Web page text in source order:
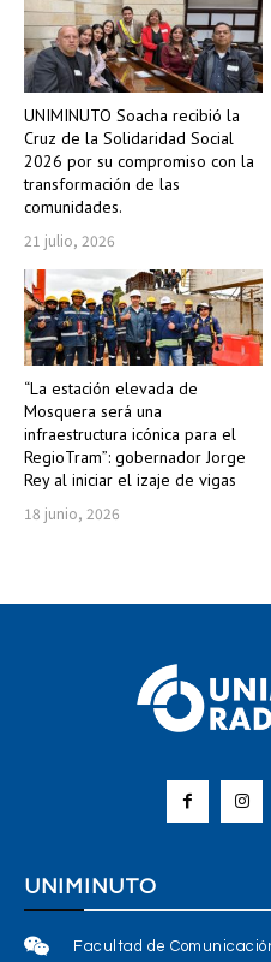
UNIMINUTO Soacha recibió la
Cruz de la Solidaridad Social
2026 por su compromiso con la
transformación de las
comunidades.
21 julio, 2026
“La estación elevada de
Mosquera será una
infraestructura icónica para el
RegioTram”: gobernador Jorge
Rey al iniciar el izaje de vigas
18 junio, 2026
UNIMINUTO
Facultad de